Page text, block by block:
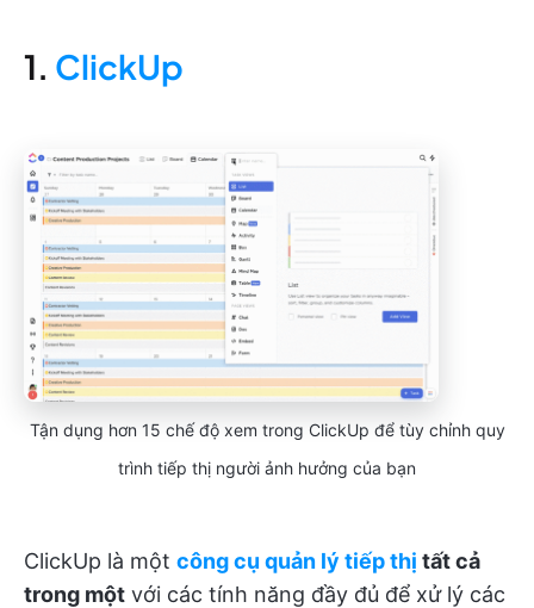
1. ClickUp
Tận dụng hơn 15 chế độ xem trong ClickUp để tùy chỉnh quy
trình tiếp thị người ảnh hưởng của bạn
ClickUp là một công cụ quản lý tiếp thị tất cả
trong một với các tính năng đầy đủ để xử lý các